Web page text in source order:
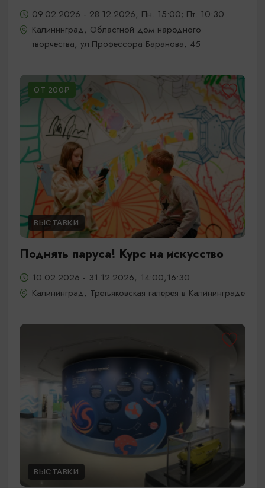
09.02.2026 - 28.12.2026, Пн. 15:00; Пт. 10:30
Калининград, Областной дом народного
творчества, ул.Профессора Баранова, 45
ОТ 200₽
ВЫСТАВКИ
Поднять паруса! Курс на искусство
10.02.2026 - 31.12.2026, 14:00,16:30
Калининград, Третьяковская галерея в Калининграде
ВЫСТАВКИ